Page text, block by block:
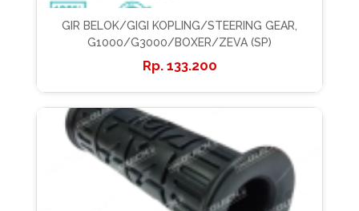
GIR BELOK/GIGI KOPLING/STEERING GEAR,
G1000/G3000/BOXER/ZEVA (SP)
133.200